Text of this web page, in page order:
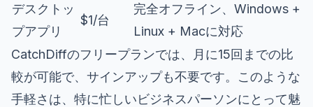
デスクトッ
プアプリ
$1/台
完全オフライン、Windows +
Linux + Macに対応
CatchDiffのフリープランでは、月に15回までの比
較が可能で、サインアップも不要です。このような
手軽さは、特に忙しいビジネスパーソンにとって魅